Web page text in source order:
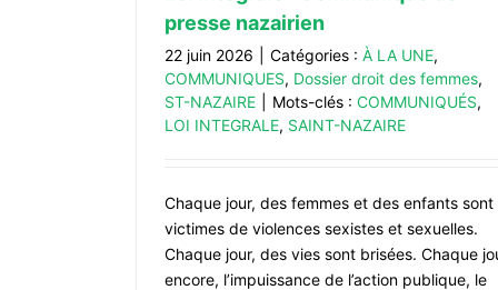
presse nazairien
22 juin 2026 Catégories : À LA UNE,
COMMUNIQUES, Dossier droit des femmes,
ST-NAZAIRE
Mots-clés : COMMUNIQUÉS,
LOI INTEGRALE, SAINT-NAZAIRE
Chaque jour, des femmes et des enfants sont
victimes de violences sexistes et sexuelles.
Chaque jour, des vies sont brisées. Chaque
encore, l’impuissance de l’action publique, le